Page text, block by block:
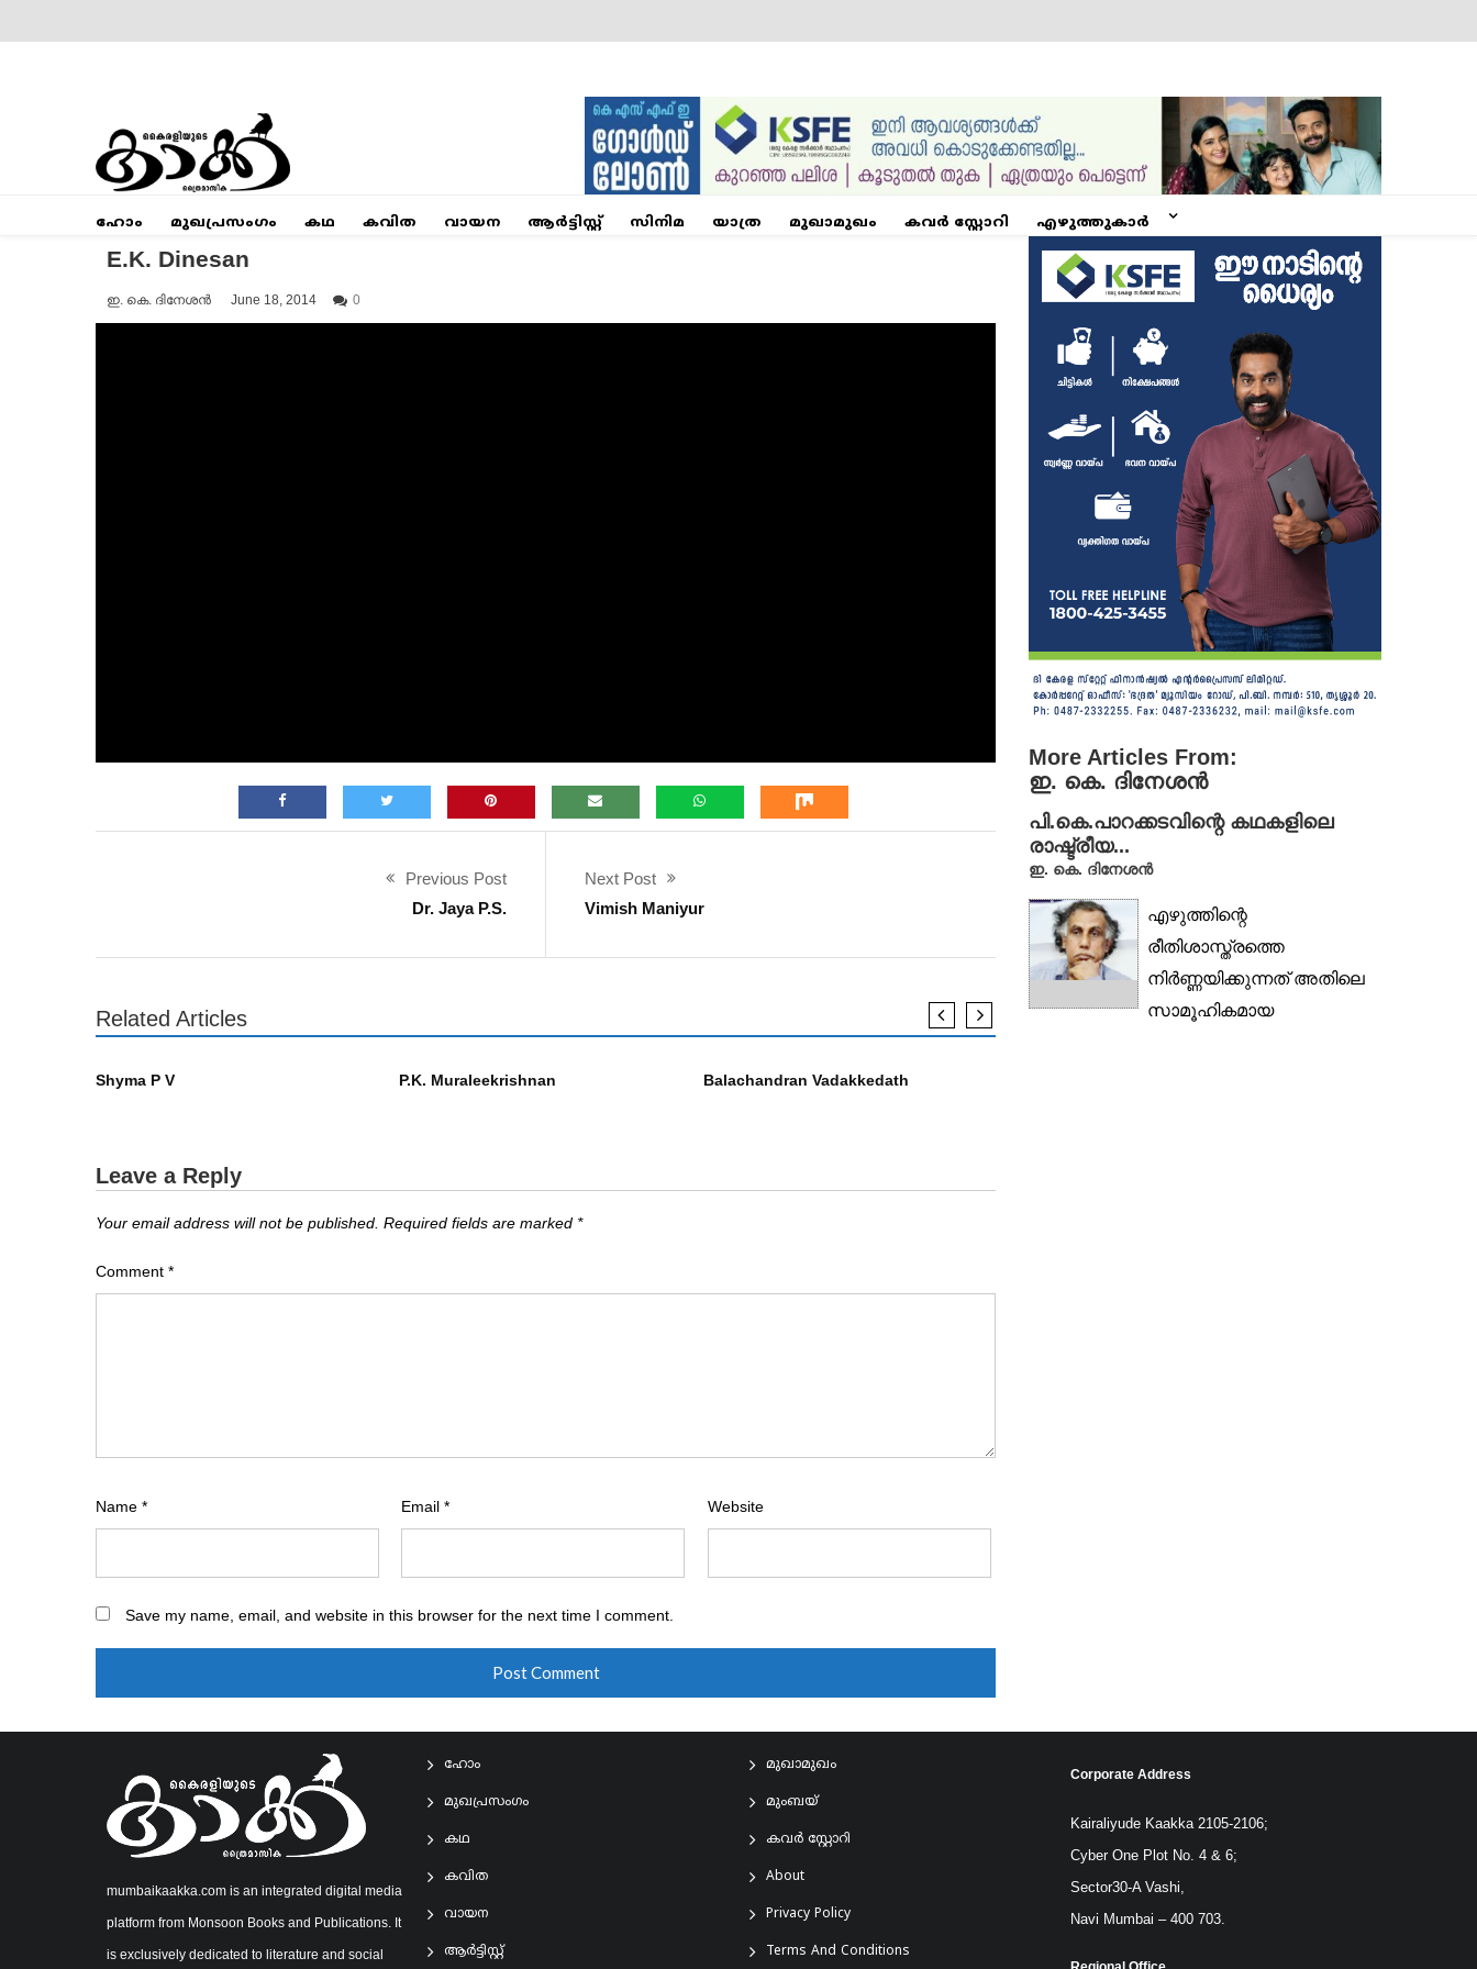
Mumbai Kaakka
ഹോം മുഖപ്രസംഗം കഥ കവിത വായന ആര്‍ട്ടിസ്റ്റ് സിനിമ യാത്ര മുഖാമുഖം കവർ സ്റ്റോറി എഴുത്തുകാർ
E.K. Dinesan
ഇ. കെ. ദിനേശൻ June 18, 2014 0
Previous Post
Dr. Jaya P.S.
Next Post
Vimish Maniyur
Related Articles
എഴുത്തുകാർ
Shyma P V
എഴുത്തുകാർ
P.K. Muraleekrishnan
എഴുത്തുകാർ
Balachandran Vadakkedath
Leave a Reply
Your email address will not be published. Required fields are marked *
Comment *
Name * Email* Website
Save my name, email, and website in this browser for the next time I comment.
More Articles From:
ഇ. കെ. ദിനേശൻ
പി.കെ.പാറക്കടവിന്റെ കഥകളിലെ
രാഷ്ട്രീയ...
ഇ. കെ. ദിനേശൻ
എഴുത്തിന്റെ
രീതിശാസ്ത്രത്തെ
നിർണ്ണയിക്കുന്നത് അതിലെ
സാമൂഹികമായ
mumbaikaakka.com is an integrated digital media
platform from Monsoon Books and Publications. It
is exclusively dedicated to literature and social
ഹോം
മുഖപ്രസംഗം
കഥ
കവിത
വായന
ആര്‍ട്ടിസ്റ്റ്
മുഖാമുഖം
മുംബയ്
കവർ സ്റ്റോറി
About
Privacy Policy
Terms And Conditions
Corporate Address
Kairaliyude Kaakka 2105-2106;
Cyber One Plot No. 4 & 6;
Sector30-A Vashi,
Navi Mumbai – 400 703.